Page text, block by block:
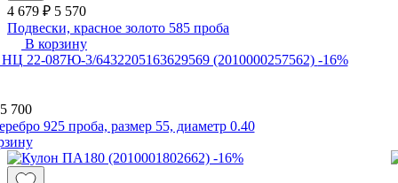
4 679 ₽ 5 570
Подвески, красное золото 585 проба
В корзину
-16%
5 700
925 проба, размер 55, диаметр 0.40
-16%